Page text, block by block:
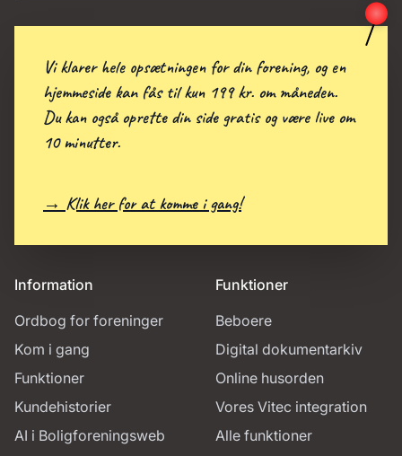
Information
Ordbog for foreninger
Kom i gang
Funktioner
Kundehistorier
AI i Boligforeningsweb
Funktioner
Beboere
Digital dokumentarkiv
Online husorden
Vores Vitec integration
Alle funktioner
Vi klarer hele opsætningen for din forening, og en
hjemmeside kan fås til kun 199 kr. om måneden.
Du kan også oprette din side gratis og være live om
10 minutter.
→ Klik her for at komme i gang!